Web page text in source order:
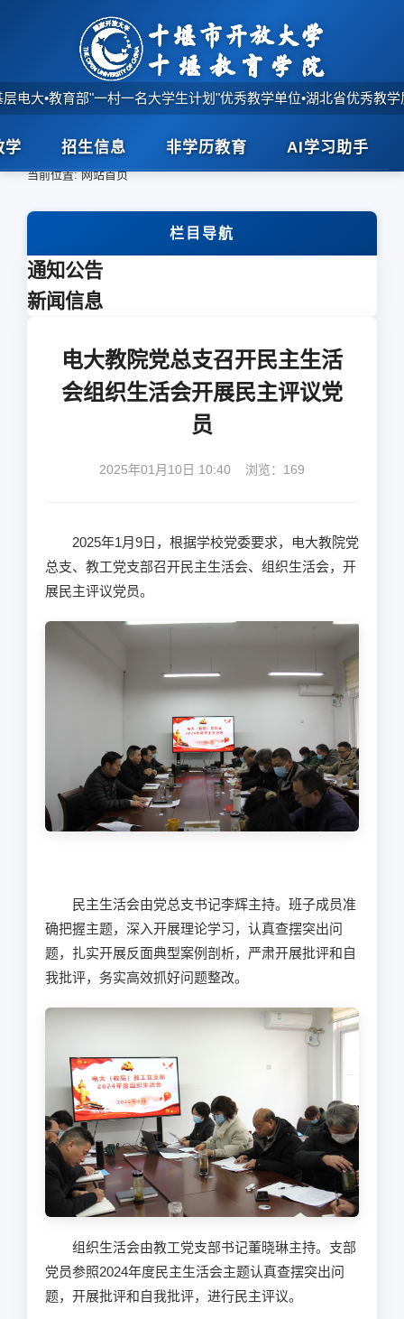
层电大•教育部"一村一名大学生计划"优秀教学单位•湖北省优秀教
学 招生信息 非学历教育 AI学习助手
当前位置:网站首页
栏目导航
通知公告
新闻信息
电大教院党总支召开民主生活
会组织生活会开展民主评议党
员
2025年01月10日 10:40 浏览： 169
2025年1月9日，根据学校党委要求，电大教院党
总支、教工党支部召开民主生活会、组织生活会，开
展民主评议党员。
民主生活会由党总支书记李辉主持。班子成员准
确把握主题，深入开展理论学习，认真查摆突出问
题，扎实开展反面典型案例剖析，严肃开展批评和自
我批评，务实高效抓好问题整改。
组织生活会由教工党支部书记董晓琳主持。支部
党员参照2024年度民主生活会主题认真查摆突出问
题，开展批评和自我批评，进行民主评议。